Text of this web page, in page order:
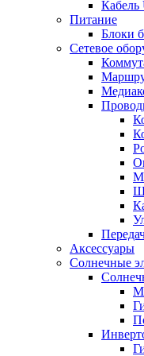
Кабель
Питание
Блоки
Сетевое
Аксессуары
Солнечные